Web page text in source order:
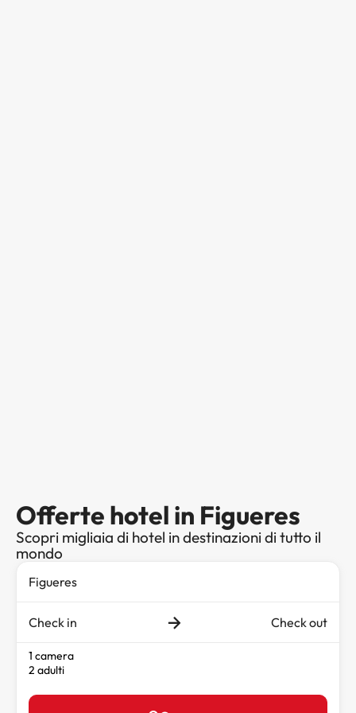
Offerte hotel in Figueres
Scopri migliaia di hotel in destinazioni di tutto il
mondo
Check in Check out
1 camera
2 adulti